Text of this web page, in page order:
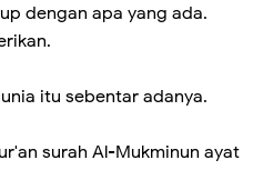
dengan apa yang ada.
itu sebentar adanya.
surah Al-Mukminun ayat